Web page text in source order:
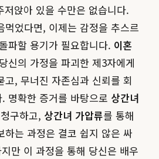
앉아 있을 수만은 없습니다.
먹었다면, 이제는 감정을 추스르
파할 용기가 필요합니다. 이혼
신의 가정을 파괴한 제3자에게
고, 무너진 자존심과 신뢰를 회
명확한 증거를 바탕으로 상간녀
구하고, 상간녀 가압류를 통해
하는 과정은 결코 쉽지 않은 싸
만 이 과정을 통해 당신은 배우